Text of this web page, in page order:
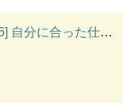
何だろう? 内定獲得のメソッド